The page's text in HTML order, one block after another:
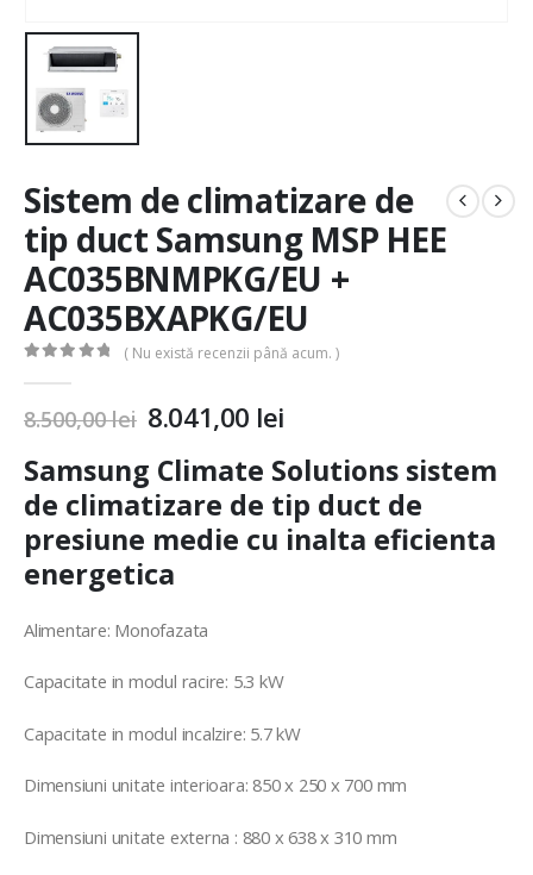
Sistem de climatizare de
tip duct Samsung MSP HEE
AC035BNMPKG/EU +
AC035BXAPKG/EU
( Nu există recenzii până acum. )
8.500,00lei 8.041,00 lei
Samsung Climate Solutions sistem
de climatizare de tip duct de
presiune medie cu inalta eficienta
energetica
Alimentare: Monofazata
Capacitate in modul racire: 5.3 kW
Capacitate in modul incalzire: 5.7 kW
Dimensiuni unitate interioara: 850 x 250 x 700 mm
Dimensiuni unitate externa : 880 x 638 x 310 mm